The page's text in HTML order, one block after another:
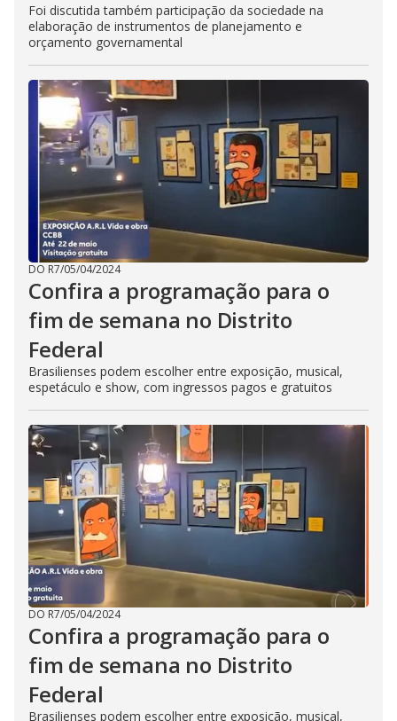
Foi discutida também participação da sociedade na
elaboração de instrumentos de planejamento e
orçamento governamental
DO R7/05/04/2024
Confira a programação para o
fim de semana no Distrito
Federal
Brasilienses podem escolher entre exposição, musical,
espetáculo e show, com ingressos pagos e gratuitos
DO R7/05/04/2024
Confira a programação para o
fim de semana no Distrito
Federal
Brasilienses podem escolher entre exposição, musical,